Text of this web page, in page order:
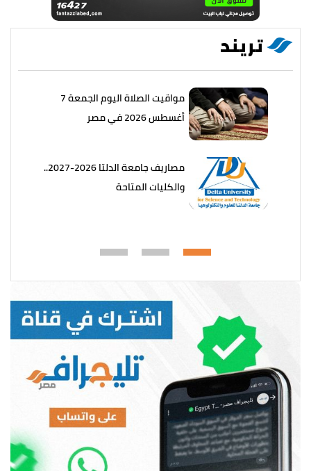
تريند
مواقيت الصلاة اليوم الجمعة 7
أغسطس 2026 في مصر
مصاريف جامعة الدلتا 2026-2027..
والكليات المتاحة